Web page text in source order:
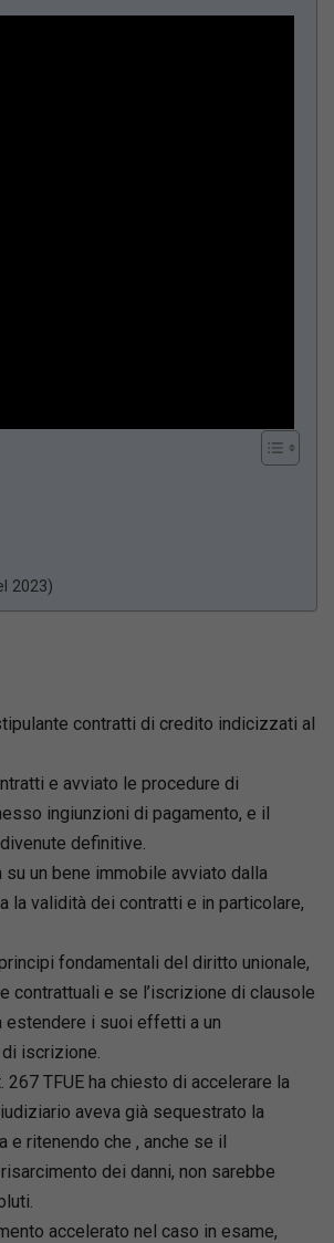
2023)
contratti di credito indicizzati al
e avviato le procedure di
ingiunzioni di pagamento, e il
definitive.
un bene immobile avviato dalla
la validità dei contratti e in particolare,
fondamentali del diritto unionale,
contrattuali e se l’iscrizione di clausole
i suoi effetti a un
iscrizione.
TFUE ha chiesto di accelerare la
aveva già sequestrato la
e ritenendo che , anche se il
dei danni, non sarebbe
accelerato nel caso in esame,